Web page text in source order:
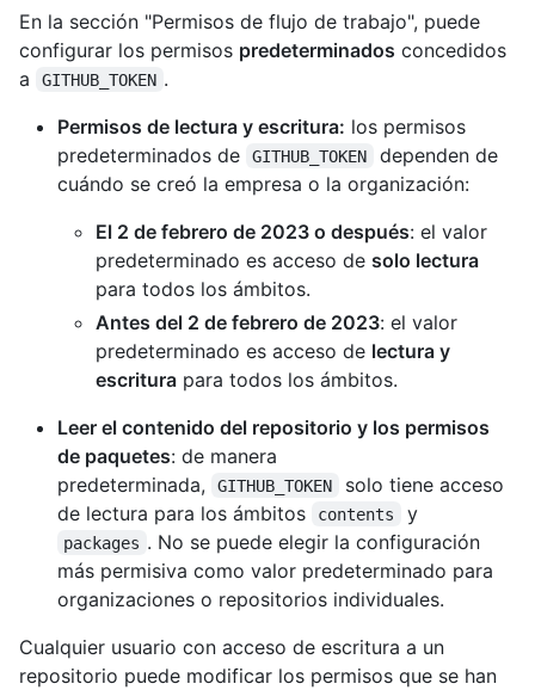
En la sección "Permisos de flujo de trabajo", puede
configurar los permisos predeterminados concedidos
a
GITHUB_TOKEN .
Permisos de lectura y escritura: los permisos
predeterminados de
GITHUB_TOKEN
dependen de
cuándo se creó la empresa o la organización:
El 2 de febrero de 2023 o después: el valor
predeterminado es acceso de solo lectura
para todos los ámbitos.
Antes del 2 de febrero de 2023: el valor
predeterminado es acceso de lectura y
escritura para todos los ámbitos.
Leer el contenido del repositorio y los permisos
de paquetes: de manera
predeterminada,
GITHUB_TOKEN
solo tiene acceso
de lectura para los ámbitos
contents y
packages . No se puede elegir la configuración
más permisiva como valor predeterminado para
organizaciones o repositorios individuales.
Cualquier usuario con acceso de escritura a un
repositorio puede modificar los permisos que se han